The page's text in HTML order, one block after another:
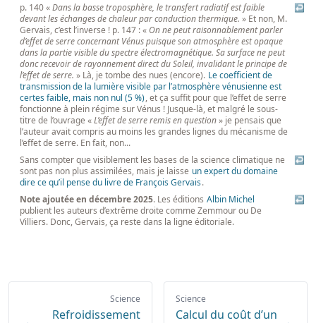
p. 140 «Dans la basse troposphère, le transfert radiatif est faible
devant les échanges de chaleur par conduction thermique. » Et non, M.
Gervais, c’est l’inverse ! p. 147 : « On ne peut raisonnablement parler
d’effet de serre concernant Vénus puisque son atmosphère est opaque
dans la partie visible du spectre électromagnétique. Sa surface ne peut
donc recevoir de rayonnement direct du Soleil, invalidant le principe de
l’effet de serre. » Là, je tombe des nues (encore). Le coefficient de
transmission de la lumière visible par l’atmosphère vénusienne est
certes faible, mais non nul (5 %), et ça suffit pour que l’effet de serre
fonctionne à plein régime sur Vénus ! Jusque-là, et malgré le sous-
titre de l’ouvrage «L’effet de serre remis en question» je pensais que
l’auteur avait compris au moins les grandes lignes du mécanisme de
l’effet de serre. En fait, non...
↩
Sans compter que visiblement les bases de la science climatique ne
sont pas non plus assimilées, mais je laisse un expert du domaine
dire ce qu’il pense du livre de François Gervais.
↩
Note ajoutée en décembre 2025. Les éditions Albin Michel
publient les auteurs d’extrême droite comme Zemmour ou De
Villiers. Donc, Gervais, ça reste dans la ligne éditoriale.
↩
Science
Refroidissement
Science
Calcul du coût d’un